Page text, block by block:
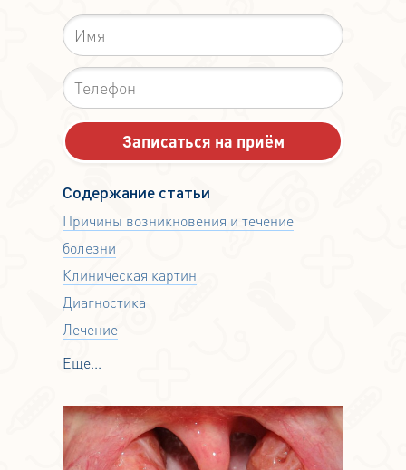
Содержание статьи
Причины возникновения и течение
болезни
Клиническая картин
Диагностика
Лечение
Еще...